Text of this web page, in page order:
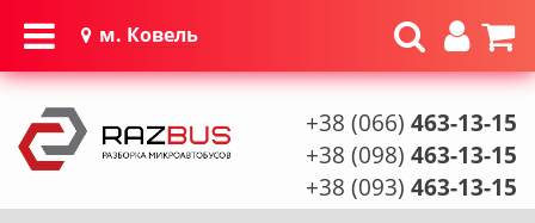
м. Ковель
+38 (066) 463-13-15
+38 (098) 463-13-15
+38 (093) 463-13-15